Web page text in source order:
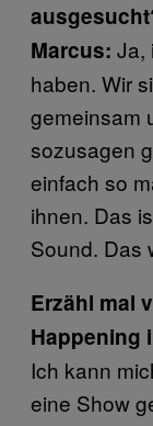
Marcus: Ja,
haben. Wir
gemeinsam
sozusagen
einfach so
ihnen. Das
Sound. Das
Erzähl mal
Happening
Ich kann
eine Show